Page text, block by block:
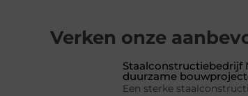
Verken onze
Staalconstructiebedrijf
duurzame
Een sterke